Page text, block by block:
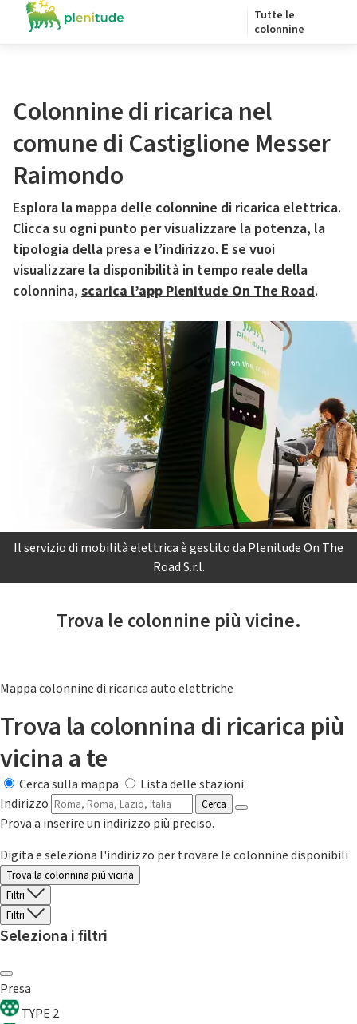
Tutte le
colonnine
Colonnine di ricarica nel
comune di Castiglione Messer
Raimondo
Esplora la mappa delle colonnine di ricarica elettrica.
Clicca su ogni punto per visualizzare la potenza, la
tipologia della presa e l’indirizzo. E se vuoi
visualizzare la disponibilità in tempo reale della
colonnina, scarica l’app Plenitude On The Road.
Il servizio di mobilità elettrica è gestito da Plenitude On The
Road S.r.l.
Trova le colonnine più vicine.
Mappa colonnine di ricarica auto elettriche
Trova la colonnina di ricarica più
vicina a te
Cerca sulla mappa
Lista delle stazioni
Indirizzo
Cerca
Prova a inserire un indirizzo più preciso.
Digita e seleziona l'indirizzo per trovare le colonnine disponibili
Trova la colonnina piú vicina
Filtri
Filtri
Seleziona i filtri
Presa
TYPE 2